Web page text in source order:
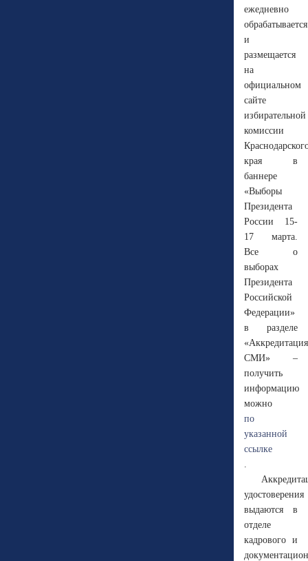
ежедневно
обрабатывается
и
размещается
на
официальном
сайте
избирательной
комиссии
края в
баннере
«Выборы
Президента
России 15-
17 марта.
Все о
выборах
Президента
Российской
Федерации»
в разделе
«Аккредитация
СМИ» –
получить
информацию
можно
по
указанной
ссылке
.
удостоверения
выдаются в
отделе
кадрового и